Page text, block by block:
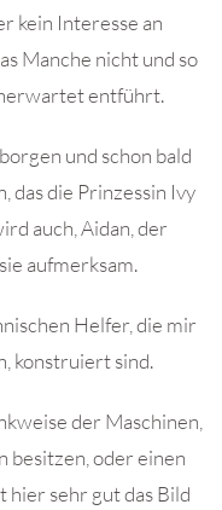
kein Interesse an
Manche nicht und so
entführt.
und schon bald
das die Prinzessin Ivy
auch, Aidan, der
aufmerksam.
Helfer, die mir
konstruiert sind.
der Maschinen,
besitzen, oder einen
hier sehr gut das Bild